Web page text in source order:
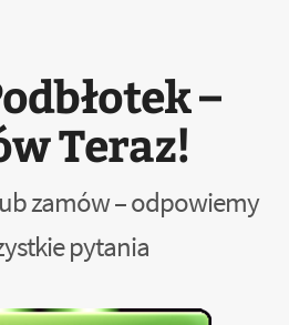
–
Teraz!
zamów – odpowiemy
pytania